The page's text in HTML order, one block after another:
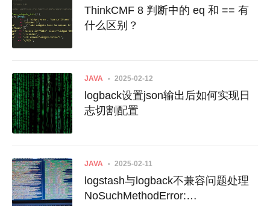
ThinkCMF 8 判断中的 eq 和 == 有
什么区别？
JAVA 2025-02-12
logback设置json输出后如何实现日
志切割配置
JAVA 2025-02-11
logstash与logback不兼容问题处理
NoSuchMethodError: